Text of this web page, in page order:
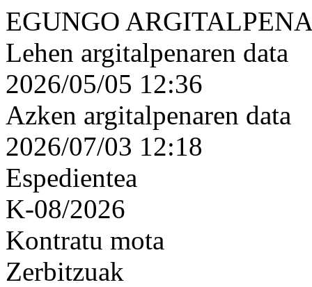
EGUNGO
Lehen argitalpenaren data
2026/05/05 12:36
Azken argitalpenaren data
2026/07/03 12:18
Espedientea
K-08/2026
Kontratu mota
Zerbitzuak